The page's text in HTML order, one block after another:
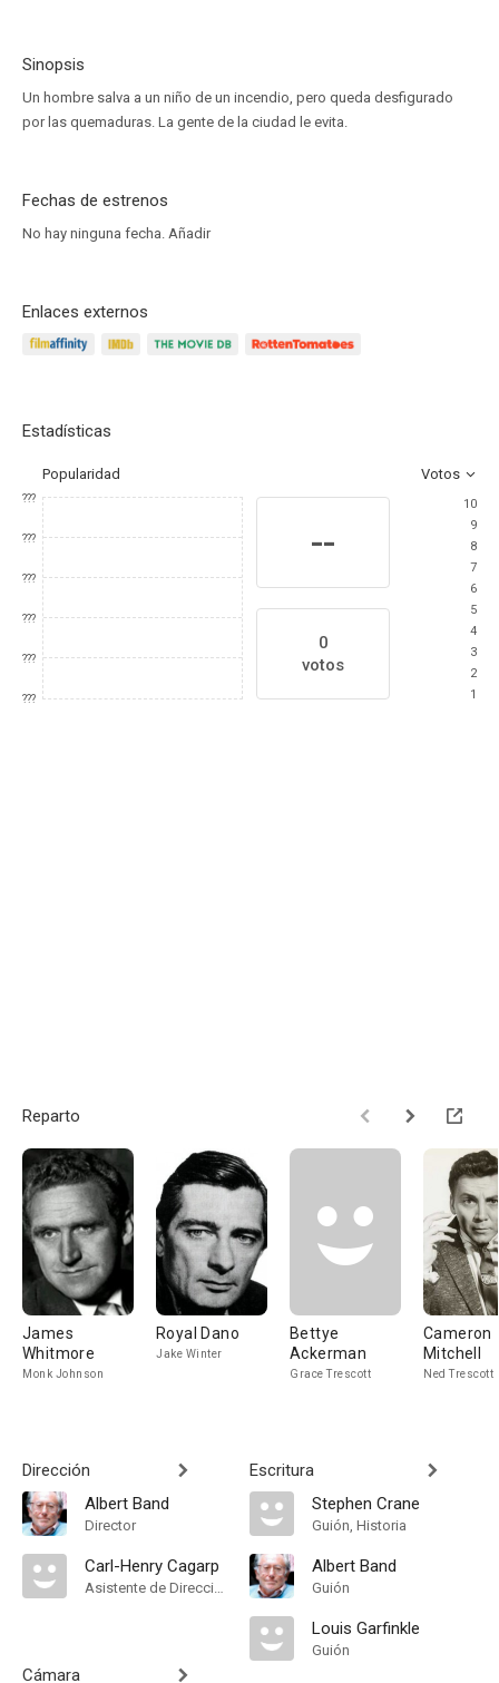
Sinopsis
Un hombre salva a un niño de un incendio, pero queda desfigurado
por las quemaduras. La gente de la ciudad le evita.
Fechas de estrenos
No hay ninguna fecha. Añadir
Enlaces externos
Estadísticas
Popularidad Votos
???
???
???
???
???
???
--
0
votos
10
9
8
7
6
5
4
3
2
1
Reparto
James
Whitmore
Monk Johnson
Royal Dano
Jake Winter
Bettye
Ackerman
Grace Trescott
Cameron
Mitchell
Ned Trescott
Dirección
Albert Band
Director
Carl-Henry Cagarp
Asistente de Dirección
Cámara
Escritura
Stephen Crane
Guión, Historia
Albert Band
Guión
Louis Garfinkle
Guión